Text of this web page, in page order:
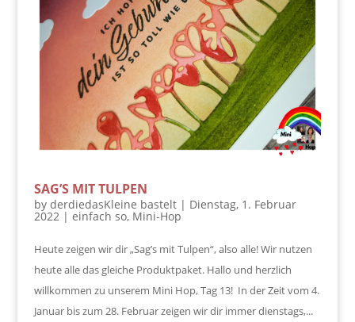
SAG’S MIT TULPEN
by derdiedasKleine bastelt| Dienstag, 1. Februar
2022 | einfach so, Mini-Hop
Heute zeigen wir dir „Sag’s mit Tulpen“, also alle! Wir nutzen
heute alle das gleiche Produktpaket. Hallo und herzlich
willkommen zu unserem Mini Hop, Tag 13! In der Zeit vom 4.
Januar bis zum 28. Februar zeigen wir dir immer dienstags,...